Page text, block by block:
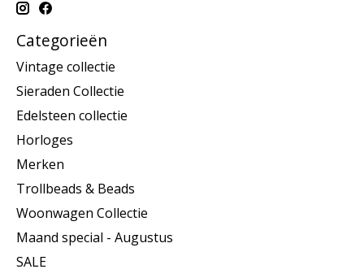
Categorieën
Vintage collectie
Sieraden Collectie
Edelsteen collectie
Horloges
Merken
Trollbeads & Beads
Woonwagen Collectie
Maand special - Augustus
SALE